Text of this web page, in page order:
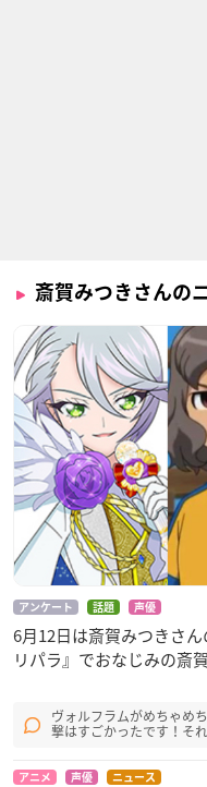
斎賀みつきさんの
アンケート 話題 声優
6月12日は斎賀みつきさ
リパラ』でおなじみの斎
ヴォルフラムがめちゃめ
撃はすごかったです！そ
アニメ 声優 ニュース